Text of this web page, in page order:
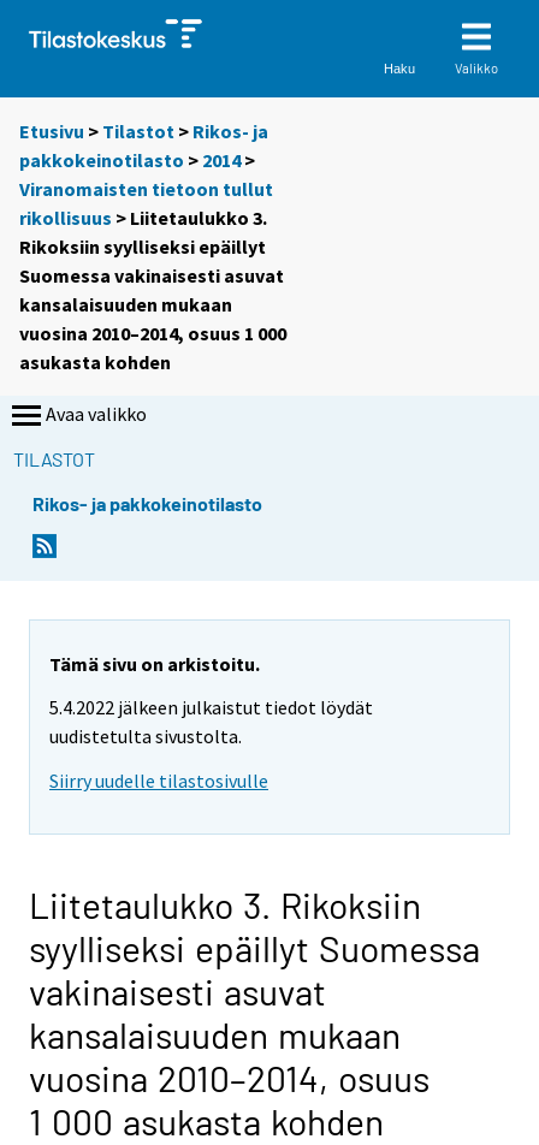
Haku Valikko
Etusivu > Tilastot > Rikos- ja
pakkokeinotilasto > 2014>
Viranomaisten tietoon tullut
rikollisuus > Liitetaulukko 3.
Rikoksiin syylliseksi epäillyt
Suomessa vakinaisesti asuvat
kansalaisuuden mukaan
vuosina 2010–2014, osuus 1 000
asukasta kohden
Avaa valikko
TILASTOT
Rikos- ja pakkokeinotilasto
Tämä sivu on arkistoitu.
5.4.2022 jälkeen julkaistut tiedot löydät
uudistetulta sivustolta.
Siirry uudelle tilastosivulle
Liitetaulukko 3. Rikoksiin
syylliseksi epäillyt Suomessa
vakinaisesti asuvat
kansalaisuuden mukaan
vuosina 2010–2014, osuus
1 000 asukasta kohden